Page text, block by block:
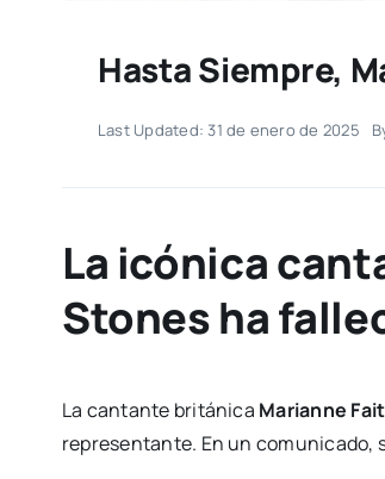
Hasta Siempre,
Last Updated: 31 de enero de 2025
La icónica
Stones ha
La cantante británica Marianne
representante. En un comunicado,